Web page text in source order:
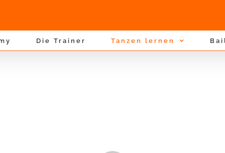
Die Trainer Tanzen lernen